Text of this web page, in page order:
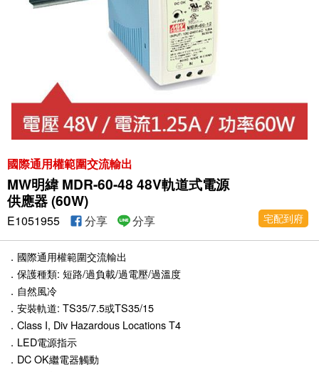
國際通用權範圍交流輸出
MW明緯 MDR-60-48 48V軌道式電源
供應器 (60W)
宅配到府
E1051955 分享 分享
．國際通用權範圍交流輸出
．保護種類: 短路/過負載/過電壓/過溫度
．自然風冷
．安裝軌道: TS35/7.5或TS35/15
．Class I, Div Hazardous Locations T4
．LED電源指示
．DC OK繼電器觸動